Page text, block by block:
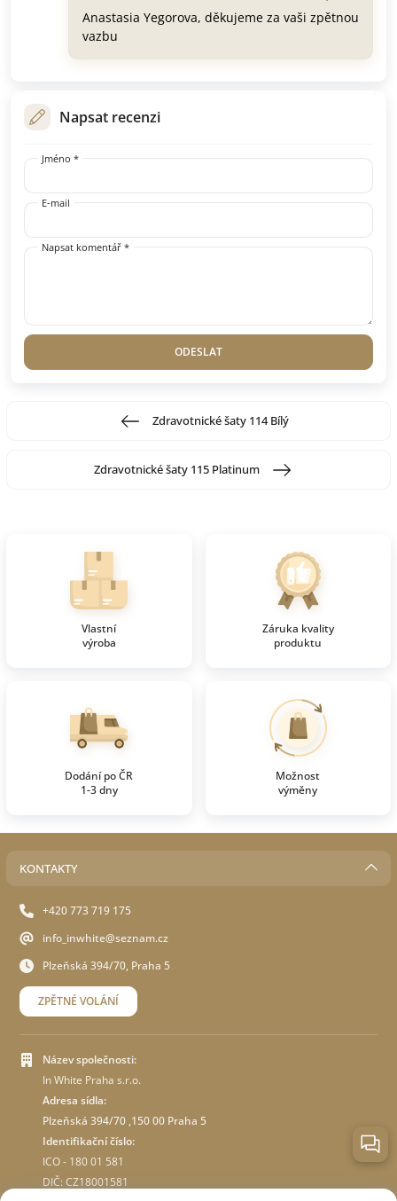
Anastasia Yegorova, děkujeme za vaši zpětnou
vazbu
Napsat recenzi
Jméno *
E-mail
Napsat komentář *
ODESLAT
Zdravotnické šaty 114 Bílý
Zdravotnické šaty 115 Platinum
Vlastní
výroba
Záruka kvality
produktu
Dodání po ČR
1-3 dny
Možnost
výměny
KONTAKTY
+420 773 719 175
info_inwhite@seznam.cz
Plzeňská 394/70, Praha 5
ZPĚTNÉ VOLÁNÍ
Název společnosti:
In White Praha s.r.o.
Adresa sídla:
Plzeňská 394/70 ,150 00 Praha 5
Identifikační číslo:
ICO - 180 01 581
DIČ: CZ18001581